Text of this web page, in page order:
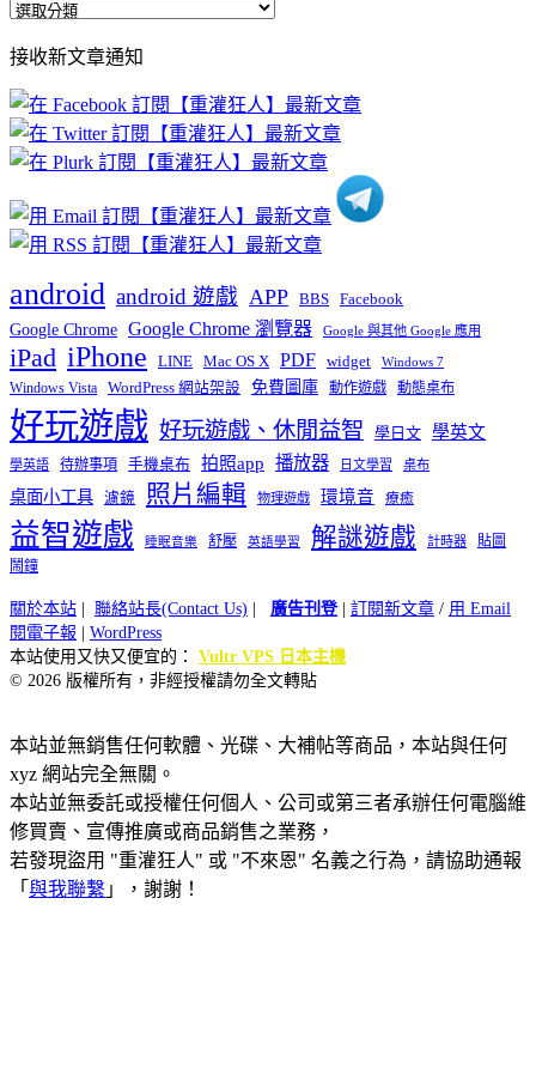
全
文
章
分
類
接收新文章通知
android android 遊戲 APP BBS Facebook
Google Chrome Google Chrome 瀏覽器 Google 與其他 Google 應用
iPad iPhone LINE Mac OS X PDF widget Windows 7
Windows Vista WordPress 網站架設 免費圖庫 動作遊戲 動態桌布
好玩遊戲 好玩遊戲、休閒益智 學日文 學英文
學英語 待辦事項 手機桌布 拍照app 播放器 日文學習 桌布
桌面小工具 濾鏡 照片編輯 物理遊戲 環境音 療癒
益智遊戲 睡眠音樂 舒壓 英語學習 解謎遊戲 計時器
貼圖
鬧鐘
關於本站 聯絡站長(Contact Us) 廣告刊登| 訂閱新文章 / 用 Email
閱電子報
WordPress
本站使用又快又便宜的： Vultr VPS 日本主機
© 2026 版權所有，非經授權請勿全文轉貼
本站並無銷售任何軟體、光碟、大補帖等商品，本站與任何
xyz 網站完全無關。
本站並無委託或授權任何個人、公司或第三者承辦任何電腦維
修買賣、宣傳推廣或商品銷售之業務，
若發現盜用 "重灌狂人" 或 "不來恩" 名義之行為，請協助通報
「 與我聯繫 」，謝謝！